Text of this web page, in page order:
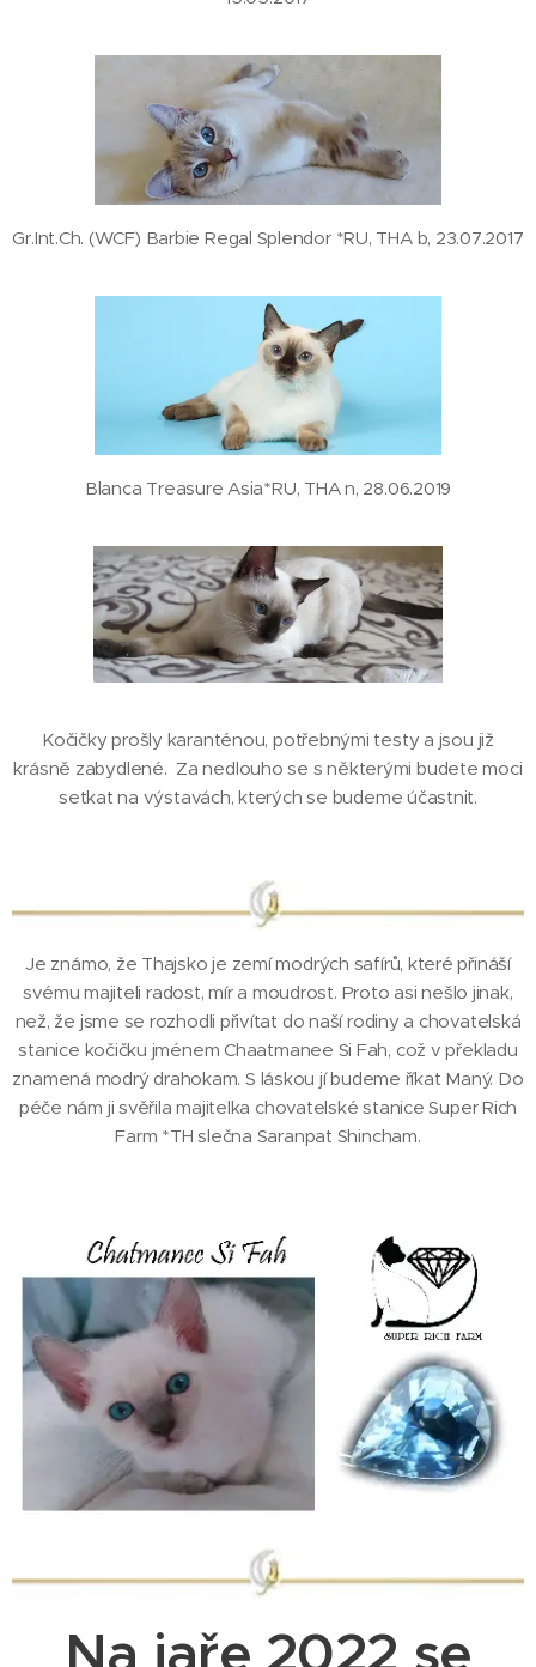
Gr.Int.Ch. (WCF) Barbie Regal Splendor *RU, THA b, 23.07.2017
Blanca Treasure Asia*RU, THA n, 28.06.2019
Kočičky prošly karanténou, potřebnými testy a jsou již
krásně zabydlené. Za nedlouho se s některými budete moci
setkat na výstavách, kterých se budeme účastnit.
Je známo, že Thajsko je zemí modrých safírů, které přináší
svému majiteli radost, mír a moudrost. Proto asi nešlo jinak,
než, že jsme se rozhodli přivítat do naší rodiny a chovatelská
stanice kočičku jménem Chaatmanee Si Fah, což v překladu
znamená modrý drahokam. S láskou jí budeme říkat Maný. Do
péče nám ji svěřila majitelka chovatelské stanice Super Rich
Farm *TH slečna Saranpat Shincham.
Na jaře 2022 se